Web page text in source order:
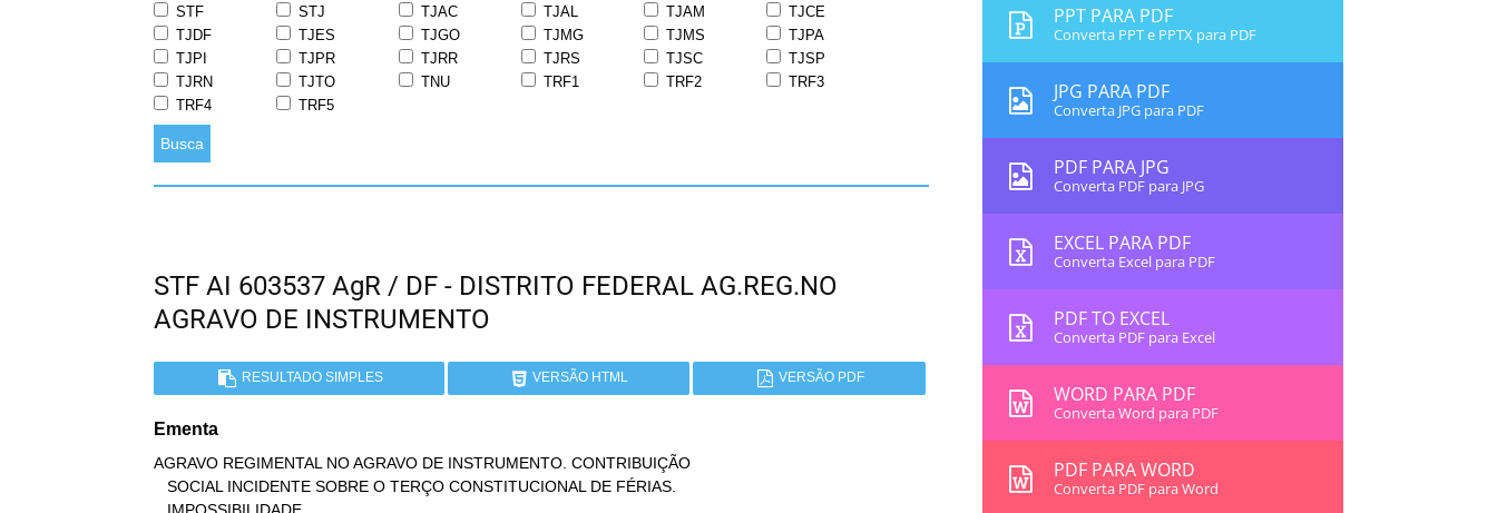
STF STJ TJAC TJAL TJAM
TJCE
TJDF
TJES TJGO TJMG TJMS
TJPA
TJPI
TJPR TJRR TJRS TJSC
TJSP
TJRN
TJTO TNU TRF1 TRF2
TRF3
TRF4
TRF5
Busca
STF AI 603537 AgR / DF - DISTRITO FEDERAL AG.REG.NO
AGRAVO DE INSTRUMENTO
RESULTADO SIMPLES VERSÃO HTML VERSÃO PDF
Ementa
AGRAVO REGIMENTAL NO AGRAVO DE INSTRUMENTO. CONTRIBUIÇÃO
PPT PARA PDF
Converta PPT e PPTX para PDF
JPG PARA PDF
Converta JPG para PDF
PDF PARA JPG
Converta PDF para JPG
EXCEL PARA PDF
Converta Excel para PDF
PDF TO EXCEL
Converta PDF para Excel
WORD PARA PDF
Converta Word para PDF
PDF PARA WORD
Converta PDF para Word